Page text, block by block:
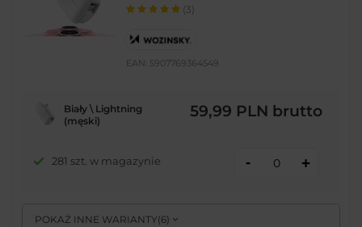
(3)
EAN: 5907769364549
POKAŻ INNE WARIANTY(6)
Biały \ Lightning
(męski)
59,99 PLN brutto
281 szt. w magazynie - +